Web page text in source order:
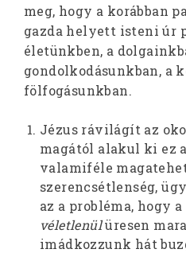
meg, hogy a korábban
gazda helyett isteni úr
életünkben, a
gondolkodásunkban, a
fölfogásunkban.
Jézus rávilágít az
magától alakul ki ez
valamiféle
szerencsétlenség,
az a probléma, hogy
véletlenülüresen
imádkozzunk hát